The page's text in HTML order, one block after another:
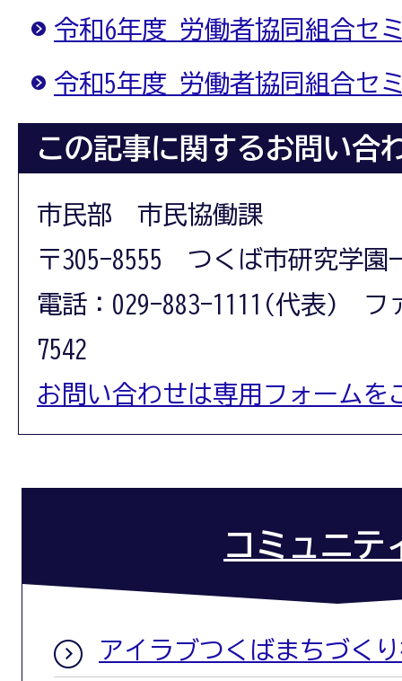
令和6年度 労働者協同組合セ
令和5年度 労働者協同組合セ
この記事に関するお問い合
市民部 市民協働課
〒305-8555 つくば市研究学園
電話：029-883-1111(代表) フ
7542
お問い合わせは専用フォームを
コミュニテ
アイラブつくばまちづく